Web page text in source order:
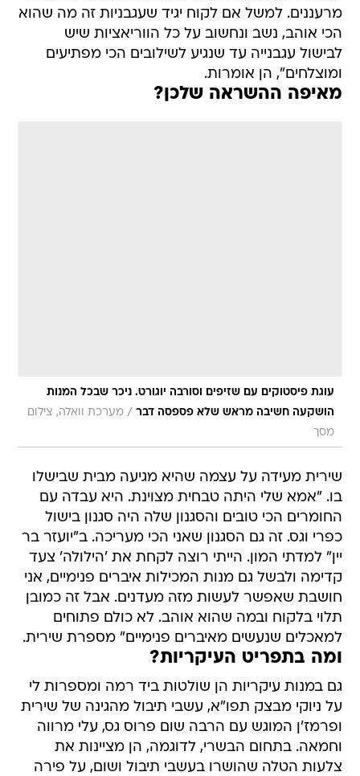
מרעננים. למשל אם לקוח יגיד שעגבניות זה מה שהוא
הכי אוהב, נשב ונחשוב על כל הווריאציות שיש
לבישול עגבנייה עד שנגיע לשילובים הכי מפתיעים
ומוצלחים", הן אומרות.
מאיפה ההשראה שלכן?
עוגת פיסטוקים עם שזיפים וסורבה יוגורט. ניכר שבכל המנות
הושקעה חשיבה מראש שלא פספסה דבר / מערכת וואלה, צילום
מסך
שירית מעידה על עצמה שהיא מגיעה מבית שבישלו
בו. "אמא שלי היתה טבחית מצוינת. היא עבדה עם
החומרים הכי טובים והסגנון שלה היה סגנון בישול
כפרי וגס. זה גם הסגנון שאני הכי מעריכה. ב"יועזר בר
יין" למדתי המון. הייתי רוצה לקחת את 'הילולה' צעד
קדימה ולבשל גם מנות המכילות איברים פנימיים, אני
חושבת שאפשר לעשות מזה מעדנים. אבל זה כמובן
תלוי בלקוח ובמה שהוא אוהב. לא כולם פתוחים
למאכלים שנעשים מאיברים פנימיים" מספרת שירית.
ומה בתפריט העיקריות?
גם במנות עיקריות הן שולטות ביד רמה ומספרות לי
על ניוקי מבצק תפו"א, עשבי תיבול מהגינה של שירית
ופרמז'ן המוגש עם הרבה שום פרוס גס, עלי מרווה
וחמאה. בתחום הבשרי, לדוגמה, הן מציינות את
צלעות הטלה שהושרו בעשבי תיבול ושום, על פירה